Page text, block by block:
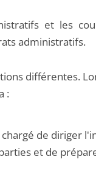
et les
administratifs.
différentes.
:
chargé de diriger
et de